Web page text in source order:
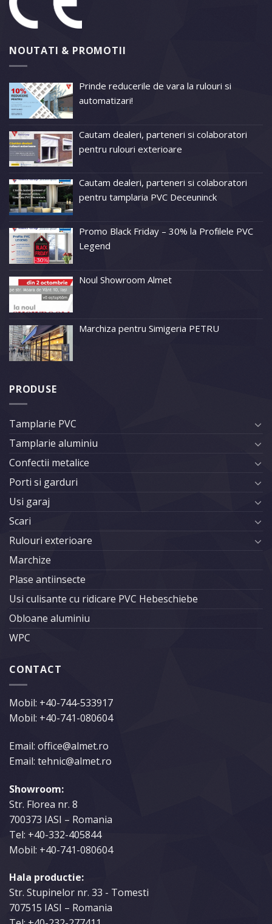
NOUTATI & PROMOTII
Prinde reducerile de vara la rulouri si
automatizari!
Cautam dealeri, parteneri si colaboratori
pentru rulouri exterioare
Cautam dealeri, parteneri si colaboratori
pentru tamplaria PVC Deceuninck
Promo Black Friday – 30% la Profilele PVC
Legend
Noul Showroom Almet
Marchiza pentru Simigeria PETRU
PRODUSE
Tamplarie PVC
Tamplarie aluminiu
Confectii metalice
Porti si garduri
Usi garaj
Scari
Rulouri exterioare
Marchize
Plase antiinsecte
Usi culisante cu ridicare PVC Hebeschiebe
Obloane aluminiu
WPC
CONTACT
Mobil: +40-744-533917
Mobil: +40-741-080604
Email: office@almet.ro
Email: tehnic@almet.ro
Showroom:
Str. Florea nr. 8
700373 IASI – Romania
Tel: +40-332-405844
Mobil: +40-741-080604
Hala productie:
Str. Stupinelor nr. 33 - Tomesti
707515 IASI – Romania